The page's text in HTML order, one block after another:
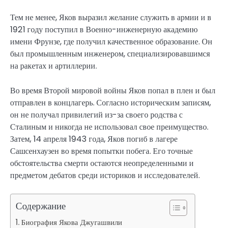
Тем не менее, Яков выразил желание служить в армии и в
1921 году поступил в Военно-инженерную академию
имени Фрунзе, где получил качественное образование. Он
был промышленным инженером, специализировавшимся
на ракетах и артиллерии.
Во время Второй мировой войны Яков попал в плен и был
отправлен в концлагерь. Согласно историческим записям,
он не получал привилегий из-за своего родства с
Сталиным и никогда не использовал свое преимущество.
Затем, 14 апреля 1943 года, Яков погиб в лагере
Сашсенхаузен во время попытки побега. Его точные
обстоятельства смерти остаются неопределенными и
предметом дебатов среди историков и исследователей.
Содержание
Биография Якова Джугашвили